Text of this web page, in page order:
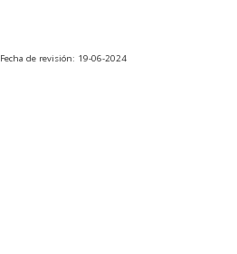
Fecha de revisión: 19-06-2024